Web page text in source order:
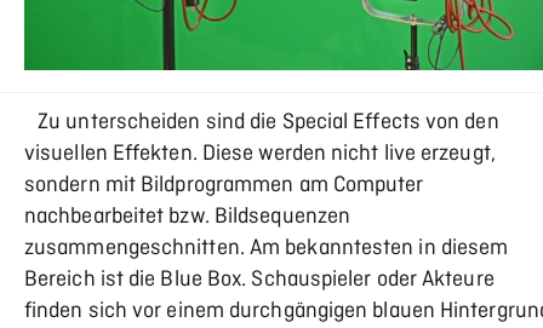
Zu unterscheiden sind die Special Effects von den
visuellen Effekten. Diese werden nicht live erzeugt,
sondern mit Bildprogrammen am Computer
nachbearbeitet bzw. Bildsequenzen
zusammengeschnitten. Am bekanntesten in diesem
Bereich ist die Blue Box. Schauspieler oder Akteure
finden sich vor einem durchgängigen blauen